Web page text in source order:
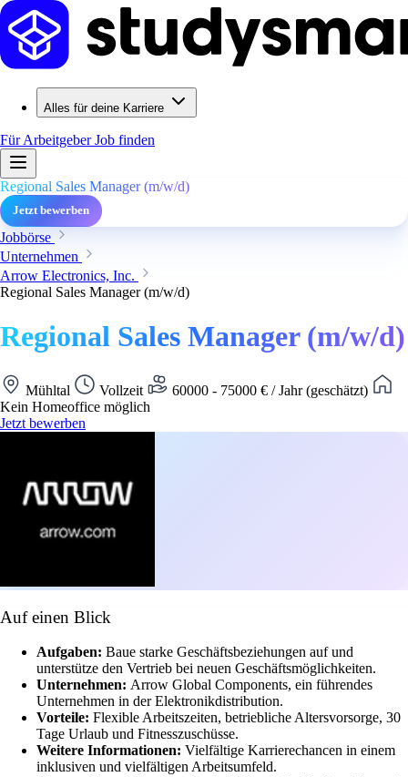
Alles für deine Karriere
Für ArbeitgeberJob finden
Regional Sales Manager (m/w/d)
Jetzt bewerben
Jobbörse
Unternehmen
Arrow Electronics, Inc.
Regional Sales Manager (m/w/d)
Regional Sales Manager (m/w/d)
Mühltal Vollzeit
60000 - 75000 € / Jahr (geschätzt)
Kein Homeoffice möglich
Jetzt bewerben
Auf einen Blick
Aufgaben: Baue starke Geschäftsbeziehungen auf und
unterstütze den Vertrieb bei neuen Geschäftsmöglichkeiten.
Unternehmen: Arrow Global Components, ein führendes
Unternehmen in der Elektronikdistribution.
Vorteile: Flexible Arbeitszeiten, betriebliche Altersvorsorge, 30
Tage Urlaub und Fitnesszuschüsse.
Weitere Informationen: Vielfältige Karrierechancen in einem
inklusiven und vielfältigen Arbeitsumfeld.